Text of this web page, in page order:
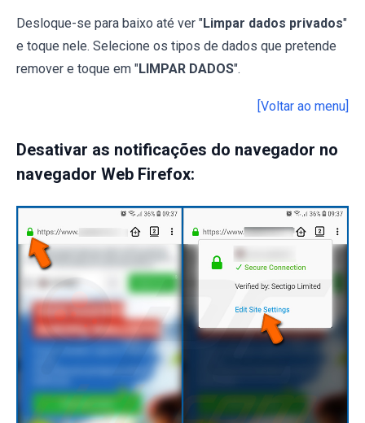
Desloque-se para baixo até ver "Limpar dados privados"
e toque nele. Selecione os tipos de dados que pretende
remover e toque em "LIMPAR DADOS".
[Voltar ao menu]
Desativar as notificações do navegador no
navegador Web Firefox: